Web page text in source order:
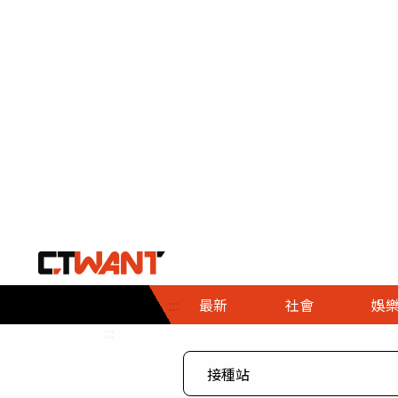
::: 最新 社會
社會首頁
時事
娛樂
娛樂首頁
即時
專題
財經首頁
熱線
３Ｃ
政